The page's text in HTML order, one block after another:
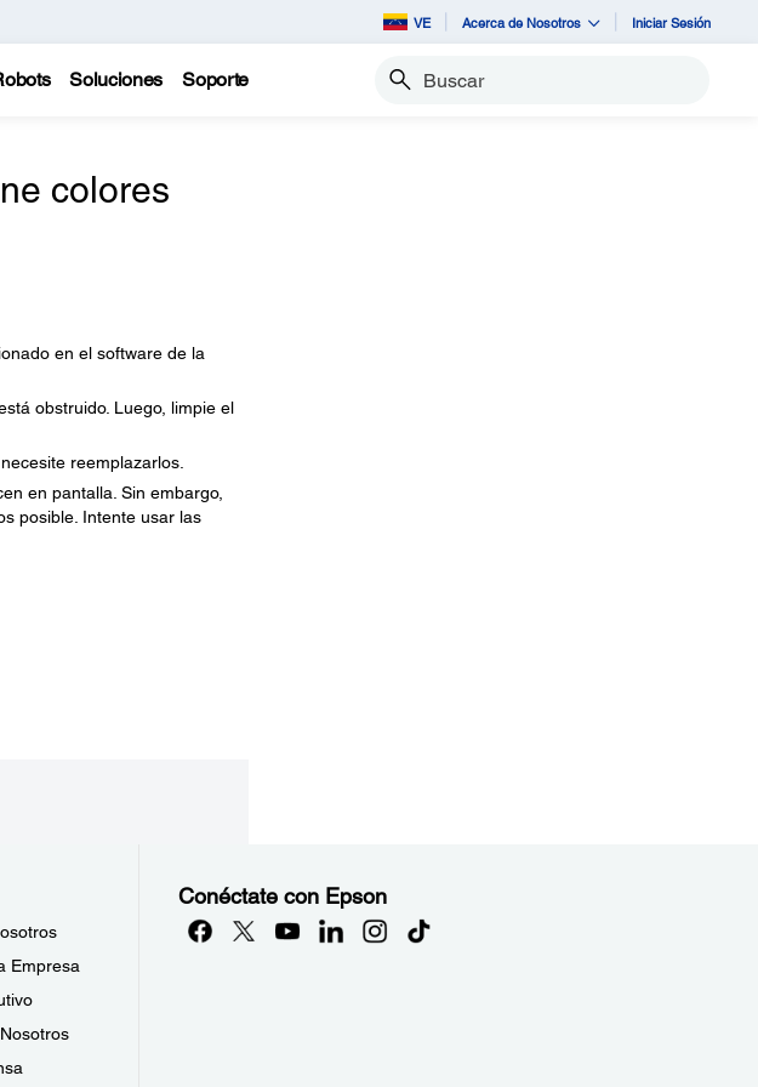
VE Acerca de Nosotros Iniciar Sesión
Soluciones Soporte Buscar
colores
en el software de la
obstruido. Luego, limpie el
reemplazarlos.
en pantalla. Sin embargo,
posible. Intente usar las
Empresa
Conéctate con Epson